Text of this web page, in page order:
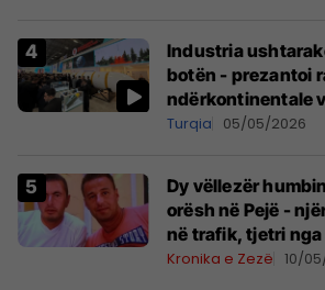
Industria
botën - prezantoi
ndërkontinentale
Turqia 05/05/2026
Dy vëllezër
orësh në Pejë -
në trafik, tjetri
Kronika e Zezë 10/